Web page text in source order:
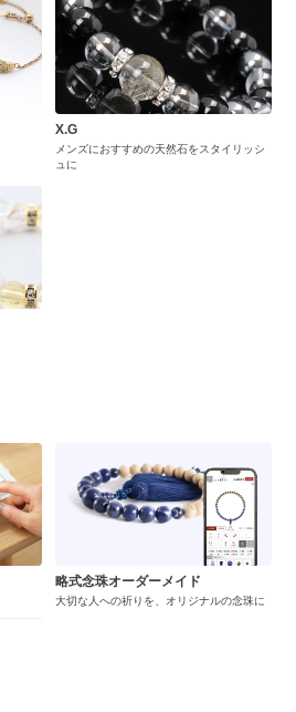
X.G
メンズにおすすめの天然石をスタイリッシ
ュに
略式念珠オーダーメイド
大切な人への祈りを、オリジナルの念珠に